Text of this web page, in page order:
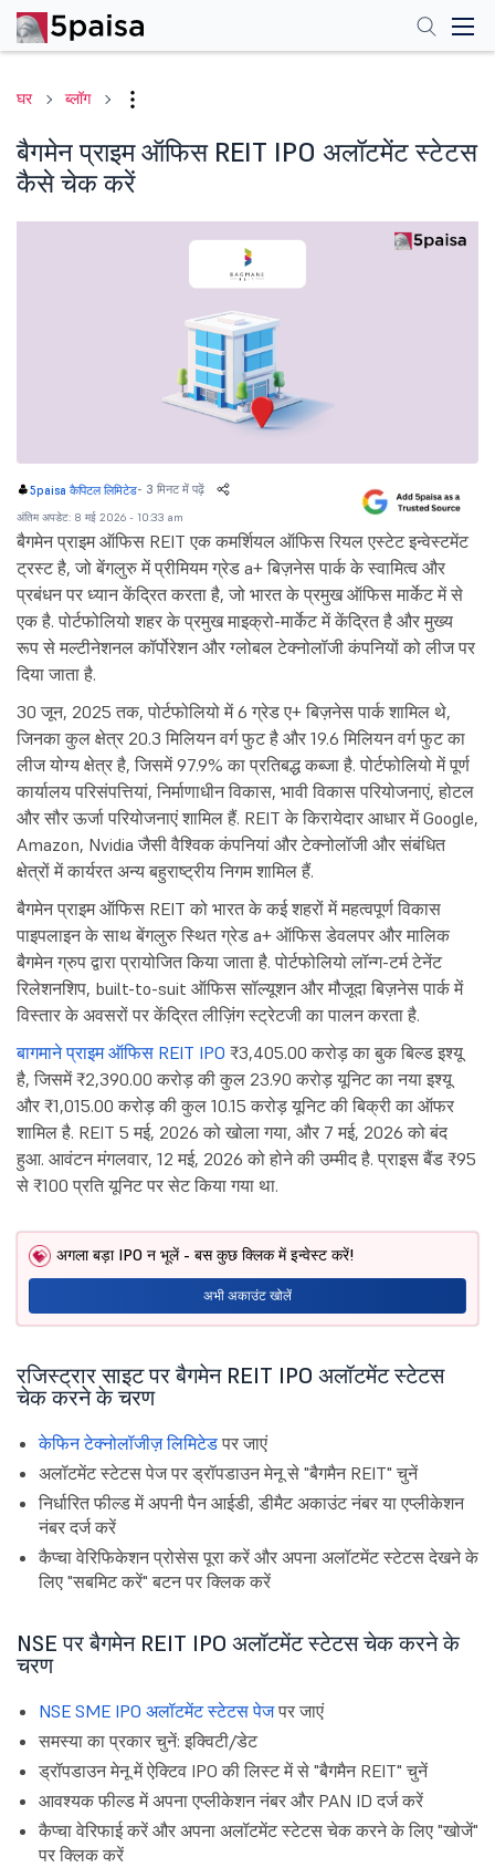
घर ब्लॉग
बैगमेन प्राइम ऑफिस REIT IPO अलॉटमेंट स्टेटस
कैसे चेक करें
5paisa कैपिटल लिमिटेड- 3 मिनट में पढ़ें
अंतिम अपडेट: 8 मई 2026 - 10:33 am
बैगमेन प्राइम ऑफिस REIT एक कमर्शियल ऑफिस रियल एस्टेट इन्वेस्टमेंट
ट्रस्ट है, जो बेंगलुरु में प्रीमियम ग्रेड a+ बिज़नेस पार्क के स्वामित्व और
प्रबंधन पर ध्यान केंद्रित करता है, जो भारत के प्रमुख ऑफिस मार्केट में से
एक है. पोर्टफोलियो शहर के प्रमुख माइक्रो-मार्केट में केंद्रित है और मुख्य
रूप से मल्टीनेशनल कॉर्पोरेशन और ग्लोबल टेक्नोलॉजी कंपनियों को लीज पर
दिया जाता है.
30 जून, 2025 तक, पोर्टफोलियो में 6 ग्रेड ए+ बिज़नेस पार्क शामिल थे,
जिनका कुल क्षेत्र 20.3 मिलियन वर्ग फुट है और 19.6 मिलियन वर्ग फुट का
लीज योग्य क्षेत्र है, जिसमें 97.9% का प्रतिबद्ध कब्जा है. पोर्टफोलियो में पूर्ण
कार्यालय परिसंपत्तियां, निर्माणाधीन विकास, भावी विकास परियोजनाएं, होटल
और सौर ऊर्जा परियोजनाएं शामिल हैं. REIT के किरायेदार आधार में Google,
Amazon, Nvidia जैसी वैश्विक कंपनियां और टेक्नोलॉजी और संबंधित
क्षेत्रों में कार्यरत अन्य बहुराष्ट्रीय निगम शामिल हैं.
बैगमेन प्राइम ऑफिस REIT को भारत के कई शहरों में महत्वपूर्ण विकास
पाइपलाइन के साथ बेंगलुरु स्थित ग्रेड a+ ऑफिस डेवलपर और मालिक
बैगमेन ग्रुप द्वारा प्रायोजित किया जाता है. पोर्टफोलियो लॉन्ग-टर्म टेनेंट
रिलेशनशिप, built-to-suit ऑफिस सॉल्यूशन और मौजूदा बिज़नेस पार्क में
विस्तार के अवसरों पर केंद्रित लीज़िंग स्ट्रेटजी का पालन करता है.
बागमाने प्राइम ऑफिस REIT IPO ₹3,405.00 करोड़ का बुक बिल्ड इश्यू
है, जिसमें ₹2,390.00 करोड़ की कुल 23.90 करोड़ यूनिट का नया इश्यू
और ₹1,015.00 करोड़ की कुल 10.15 करोड़ यूनिट की बिक्री का ऑफर
शामिल है. REIT 5 मई, 2026 को खोला गया, और 7 मई, 2026 को बंद
हुआ. आवंटन मंगलवार, 12 मई, 2026 को होने की उम्मीद है. प्राइस बैंड ₹95
से ₹100 प्रति यूनिट पर सेट किया गया था.
अगला बड़ा IPO न भूलें - बस कुछ क्लिक में इन्वेस्ट करें!
अभी अकाउंट खोलें
रजिस्ट्रार साइट पर बैगमेन REIT IPO अलॉटमेंट स्टेटस
चेक करने के चरण
केफिन टेक्नोलॉजीज़ लिमिटेड पर जाएं
अलॉटमेंट स्टेटस पेज पर ड्रॉपडाउन मेनू से "बैगमैन REIT" चुनें
निर्धारित फील्ड में अपनी पैन आईडी, डीमैट अकाउंट नंबर या एप्लीकेशन
नंबर दर्ज करें
कैप्चा वेरिफिकेशन प्रोसेस पूरा करें और अपना अलॉटमेंट स्टेटस देखने के
लिए "सबमिट करें" बटन पर क्लिक करें
NSE पर बैगमेन REIT IPO अलॉटमेंट स्टेटस चेक करने के
चरण
NSE SME IPO अलॉटमेंट स्टेटस पेजपर जाएं
समस्या का प्रकार चुनें: इक्विटी/डेट
ड्रॉपडाउन मेनू में ऐक्टिव IPO की लिस्ट में से "बैगमैन REIT" चुनें
आवश्यक फील्ड में अपना एप्लीकेशन नंबर और PAN ID दर्ज करें
कैप्चा वेरिफाई करें और अपना अलॉटमेंट स्टेटस चेक करने के लिए "खोजें"
पर क्लिक करें